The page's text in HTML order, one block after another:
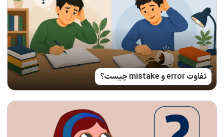
تفاوت error و mistake چیست؟